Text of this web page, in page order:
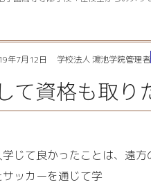
年7月12日 学校法人 鴻池学院管理者
て資格も取り
じて良かったことは、遠
ッカーを通じて学